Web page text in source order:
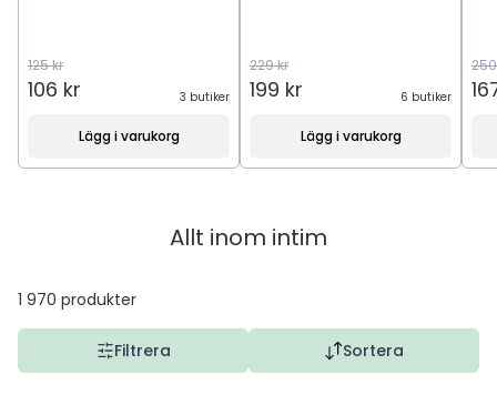
125 kr
106 kr 3 butiker
Lägg i varukorg
229 kr
199 kr 6 butiker
Lägg i varukorg
Allt inom intim
1 970 produkter
Filtrera Sortera